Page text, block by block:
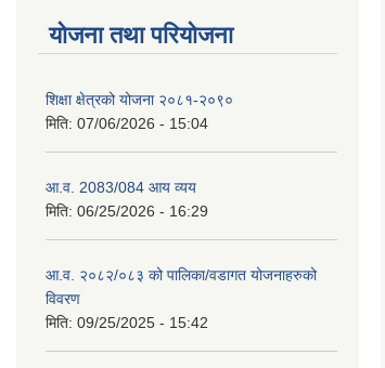
योजना तथा परियोजना
शिक्षा क्षेत्रको योजना २०८१-२०९०
मिति: 07/06/2026 - 15:04
आ.व. 2083/084 आय व्यय
मिति: 06/25/2026 - 16:29
आ.व. २०८२/०८३ को पालिका/वडागत योजनाहरुको
विवरण
मिति: 09/25/2025 - 15:42